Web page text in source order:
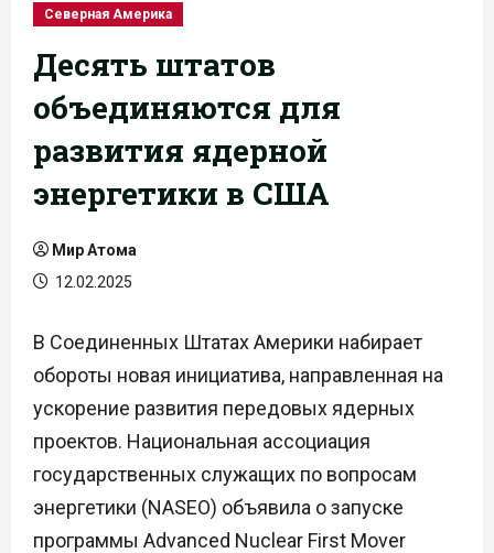
Северная Америка
Десять штатов
объединяются для
развития ядерной
энергетики в США
Мир Атома
12.02.2025
В Соединенных Штатах Америки набирает
обороты новая инициатива, направленная на
ускорение развития передовых ядерных
проектов. Национальная ассоциация
государственных служащих по вопросам
энергетики (NASEO) объявила о запуске
программы Advanced Nuclear First Mover